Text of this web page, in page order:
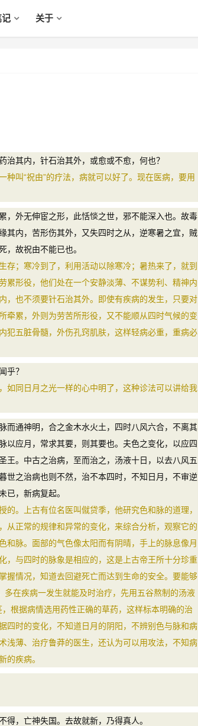
关于
其内，针石治其外，或愈或不愈，何也？
叫“祝由”的疗法，病就可以好了。现在医病，要用
外无伸宦之形，此恬惔之世，邪不能深入也。故毒
其内，苦形伤其外，又失四时之从，逆寒暑之宜，贼
，故祝由不能已也。
；寒冷到了，利用活动以除寒冷；暑热来了，就到
累形役，他们处在一个安静淡薄、不谋势利、精神内
，也不须要针石治其外。即使有疾病的发生，只要对
牵累，外则为劳苦所形役，又不能顺从四时气候的变
犯五脏骨髓，外伤孔窍肌肤，这样轻病必重，重病必
乎？
同日月之光一样的心中明了，这种诊法可以讲给我
通神明，合之金木水火土，四时八风六合，不离其
以应月，常求其要，则其要也。夫色之变化，以应四
王。中古之治病，至而治之，汤液十日，以去八风五
世之治病也则不然，治不本四时，不知日月，不审逆
已，新病复起。
。上古有位名医叫僦贷季，他研究色和脉的道理，
从正常的规律和异常的变化，来综合分析，观察它的
和脉。面部的气色像太阳而有阴晴，手上的脉息像月
，与四时的脉象是相应的，这是上古帝王所十分珍重
握情况，知道去回避死亡而达到生命的安全。要能够
多在疾病一发生就能及时治疗，先用五谷熬制的汤液
根据病情选用药性正确的草药，这样标本明确的治
四时的变化，不知道日月的阴阳，不辨别色与脉和病
浅薄、治疗鲁莽的医生，还认为可以用攻法，不知病
的疾病。
，亡神失国。去故就新，乃得真人。